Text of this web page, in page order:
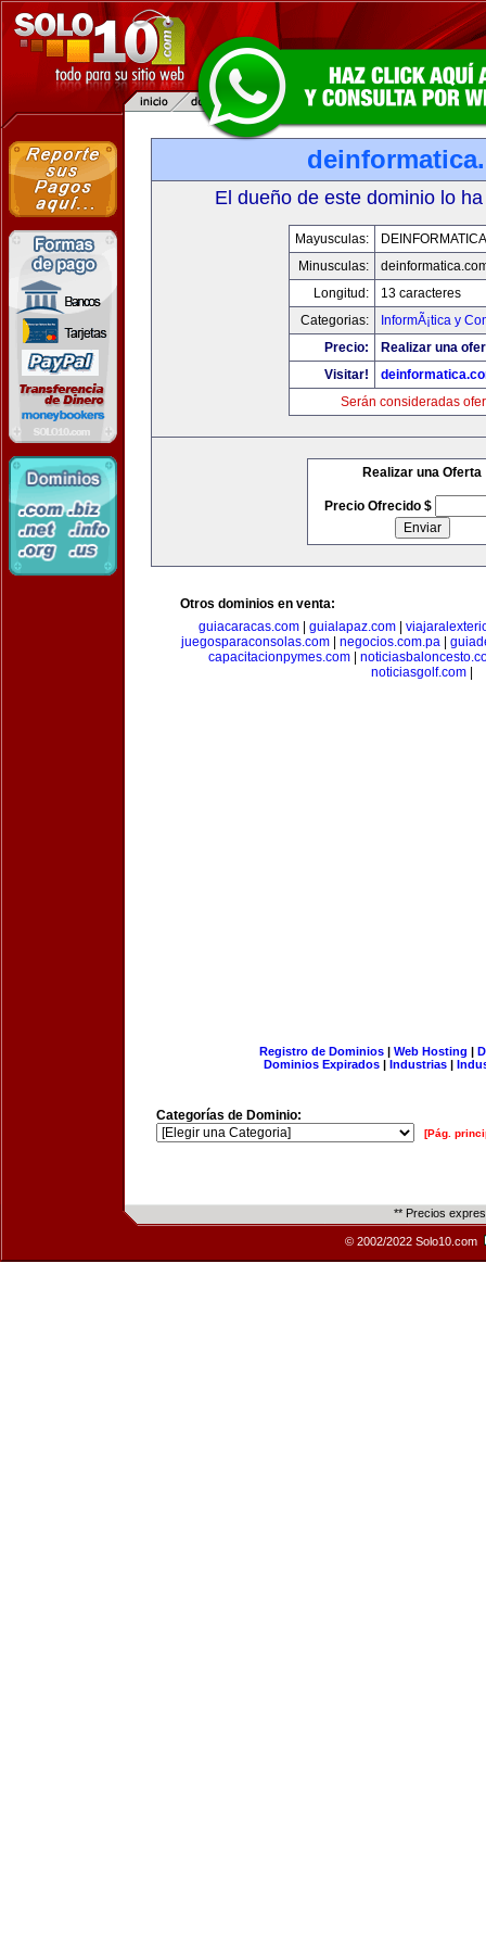
El dueño de este dominio lo
Mayusculas:
Minusculas:
Longitud:
13 caracteres
Categorias:
InformÃ¡tica y
Precio:
Realizar una
Visitar!
Serán consideradas
Realizar una Oferta
Precio Ofrecido $
Otros dominios en venta:
guiacaracas.com
guialapaz.com
juegosparaconsolas.com| negocios.com.pa|
capacitacionpymes.com|
noticiasgolf.com
Registro de Dominios| Web Hosting |
Dominios Expirados | Industrias |
Categorías de Dominio:
[Pág.
** Precios
© 2002/2022 Solo10.com